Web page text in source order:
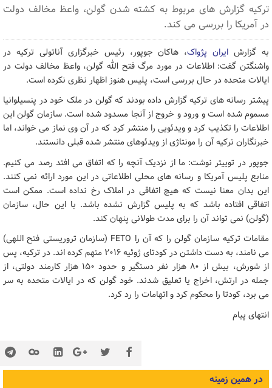
ترکیه گزارش های مربوط به کشته شدن گولن، واعظ مخالف دولت
در آمریکا را بررسی می کند.
به گزارش ایران پژواک، هاکان جوپور، رئیس خبرگزاری آناتولی ترکیه در
واشنگتن گفت: اطلاعات در مورد مرگ فتح الله گولن، واعظ مخالف دولت در
ایالات متحده در حال بررسی است، پلیس هنوز اظهار نظری نکرده است.
پیشتر رسانه های ترکیه گزارش داده بودند که گولن در ملک خود در پنسیلوانیا
مسموم شده است و ورود و خروج از آنجا مسدود شده است. سازمان گولن این
اطلاعات را تکذیب کرد و ویدئویی را منتشر کرد که در آن وی نماز می خواند، اما
خبرنگاران ترکیه آن را مونتاژی از ویدئوهای منتشر شده قبلی دانستند.
جوپور در توییتر نوشت: ما از نزدیک آنچه را که اتفاق می افتد رصد می کنیم.
منابع پلیس آمریکا و رسانه های محلی اطلاعاتی در این مورد ارائه نمی کنند.
این بدان معنا نیست که هیچ اتفاقی در املاک رخ نداده است. ممکن است
اتفاقی افتاده باشد که به پلیس گزارش نشده باشد. با این حال، سازمان
(گولن) نمی تواند آن را برای مدت طولانی پنهان کند.
مقامات ترکیه سازمان گولن را که آن را FETO (سازمان تروریستی فتح اللهی)
می نامند، به دست داشتن در کودتای ژوئیه 2016 متهم کرده اند. در ترکیه، پس
از شورش، بیش از 80 هزار نفر دستگیر و حدود 150 هزار کارمند دولتی، از
جمله در ارتش، اخراج یا تعلیق شدند. خود گولن که در ایالات متحده به سر
می برد، کودتا را محکوم کرد و اتهامات را رد کرد.
انتهای پیام
در همین زمینه